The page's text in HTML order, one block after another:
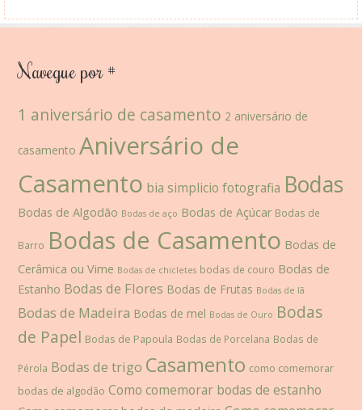
Navegue por #
1 aniversário de casamento 2 aniversário de
casamento Aniversário de
Casamento bia simplicio fotografia Bodas
Bodas de Algodão Bodas de aço Bodas de Açúcar Bodas de
Barro Bodas de Casamento Bodas de
Cerâmica ou Vime Bodas de chicletes bodas de couro Bodas de
Estanho Bodas de Flores Bodas de Frutas Bodas de lã
Bodas de Madeira Bodas de mel Bodas de Ouro Bodas
de Papel Bodas de Papoula Bodas de Porcelana Bodas de
Pérola Bodas de trigo Casamento como comemorar
bodas de algodão Como comemorar bodas de estanho